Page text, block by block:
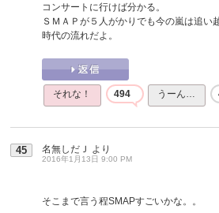
コンサートに行けば分かる。
ＳＭＡＰが５人がかりでも今の嵐は追い
時代の流れだよ。
それな！ 494 うーん…
45 名無しだＪ より
2016年1月13日 9:00 PM
そこまで言う程SMAPすごいかな。。